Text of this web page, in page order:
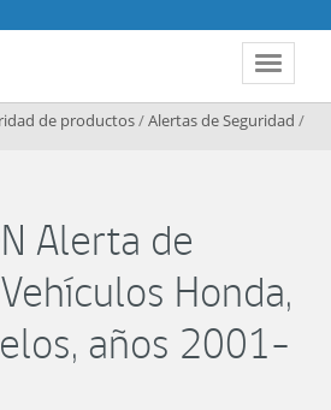
Toggle
de productos/Alertas de Seguridad /
Alerta de
Honda,
años 2001-